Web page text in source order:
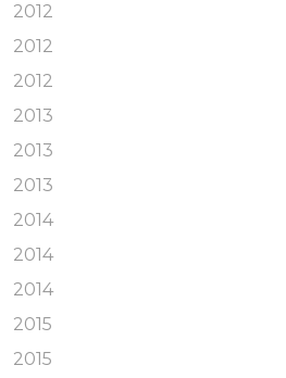
2012
2012
2012
2013
2013
2013
2014
2014
2014
2015
2015